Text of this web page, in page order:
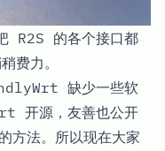
R2S 的各个接口都
费力。
缺少一些软
开源，友善也公开
方法。所以现在大家